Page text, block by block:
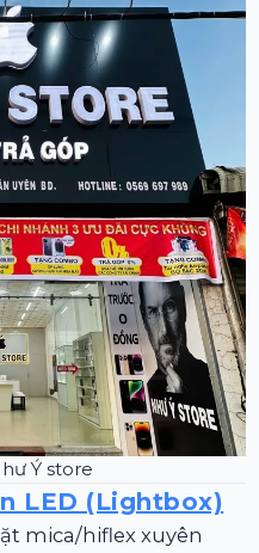
Ý store
LED (Lightbox)
mica/hiflex xuyên